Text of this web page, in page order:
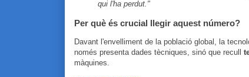
qui l'ha perdut."
Per què és crucial llegir aquest número?
Davant l'envelliment de la població global, la
només presenta dades tècniques, sinó que recull
màquines.